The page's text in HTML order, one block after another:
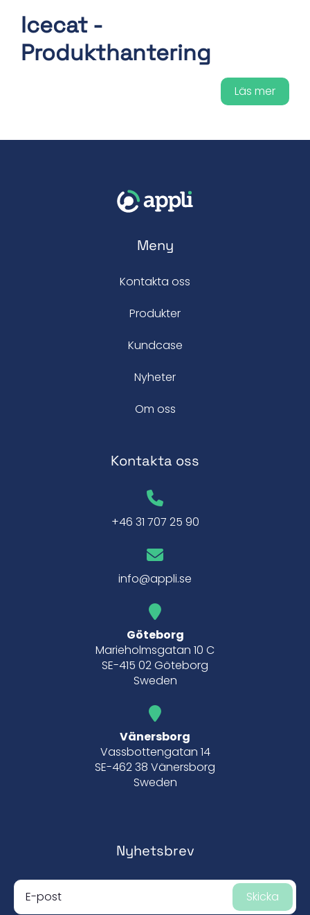
Icecat -
Produkthantering
Läs mer
Meny
Kontakta oss
Produkter
Kundcase
Nyheter
Om oss
Kontakta oss
+46 31 707 25 90
info@appli.se
Göteborg
Marieholmsgatan 10 C
SE-415 02 Göteborg
Sweden
Vänersborg
Vassbottengatan 14
SE-462 38 Vänersborg
Sweden
Nyhetsbrev
Skicka